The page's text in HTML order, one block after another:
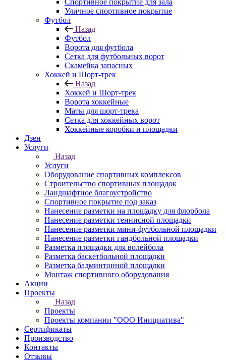
Спортивное покрытие для зала
Уличное спортивное покрытие
Футбол
Назад
Футбол
Ворота для футбола
Сетка для футбольных ворот
Скамейка запасных
Хоккей и Шорт-трек
Назад
Хоккей и Шорт-трек
Ворота хоккейные
Маты для шорт-трека
Сетка для хоккейных ворот
Хоккейные коробки и площадки
Дзен
Услуги
Назад
Услуги
Оборудование спортивных комплексов
Строительство спортивных площадок
Ландшафтное благоустройство
Спортивное покрытие под заказ
Нанесение разметки на площадку для флорбола
Нанесение разметки теннисной площадки
Нанесение разметки мини-футбольной площадки
Нанесение разметки гандбольной площадки
Разметка площадки для волейбола
Разметка баскетбольной площадки
Разметка бадминтонной площадки
Монтаж спортивного оборудования
Акции
Проекты
Назад
Проекты
Проекты компании "ООО Инициатива"
Сертификаты
Производство
Контакты
Отзывы